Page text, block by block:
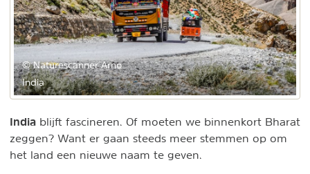
© Naturescanner Arno
India
India blijft fascineren. Of moeten we binnenkort Bharat
zeggen? Want er gaan steeds meer stemmen op om
het land een nieuwe naam te geven.